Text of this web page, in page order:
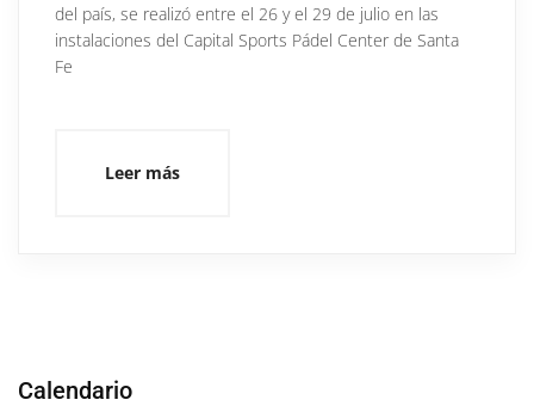
del país, se realizó entre el 26 y el 29 de julio en las
instalaciones del Capital Sports Pádel Center de Santa
Fe
Leer más
Calendario